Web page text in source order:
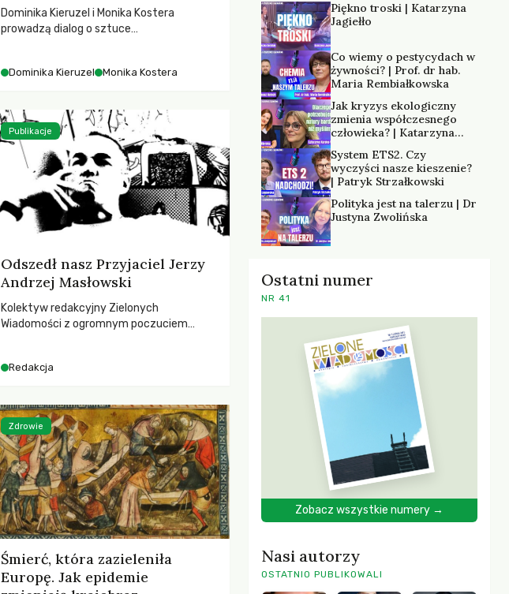
Dominika Kieruzel i Monika Kostera
prowadzą dialog o sztuce
wrażliwość, odczuwanie przestrzeni oraz
Dominika Kieruzel Monika Kostera
Odszedł nasz Przyjaciel Jerzy
Andrzej Masłowski
Kolektyw redakcyjny Zielonych
Wiadomości z ogromnym poczuciem
kochanego Opiekuna, Mecenasa i Mentora.
Redakcja
Publikacje
Śmierć, która zazieleniła
Europę. Jak epidemie
Zdrowie
Piękno troski | Katarzyna
Jagiełło
Co wiemy o pestycydach w
żywności? | Prof. dr hab.
Maria Rembiałkowska
Jak kryzys ekologiczny
zmienia współczesnego
człowieka? | Katarzyna
System ETS2. Czy
wyczyści nasze kieszenie?
| Patryk Strzałkowski
Polityka jest na talerzu | Dr
Justyna Zwolińska
Ostatni numer
NR 41
Zobacz wszystkie numery →
Nasi autorzy
OSTATNIO PUBLIKOWALI